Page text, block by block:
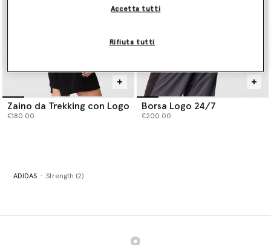
Zaino da Trekking con Logo
€180.00
Borsa Logo 24/7
€200.00
ADIDAS Strength (2)
Rifiuta tutti
Accetta tutti